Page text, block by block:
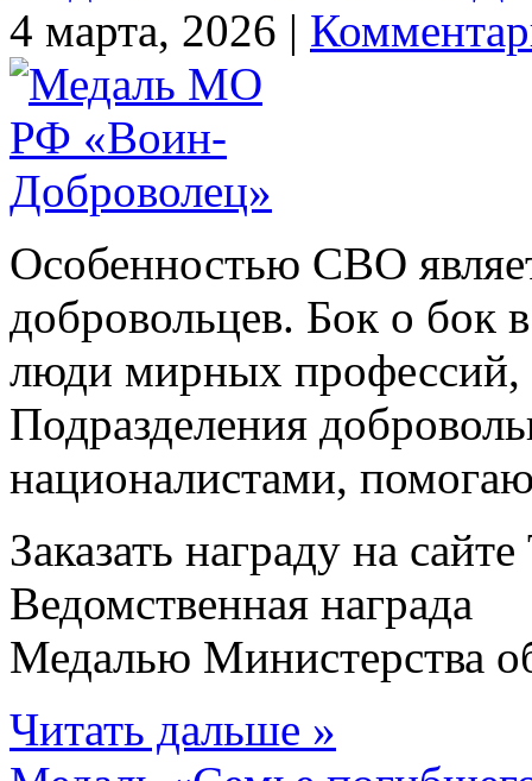
4 марта, 2026 |
Особенностью СВО
добровольцев. Бок о бок
люди мирных профессий,
Подразделения
националистами,
Заказать награду на
Ведомственная награда
Медалью Министерства
Читать дальше »